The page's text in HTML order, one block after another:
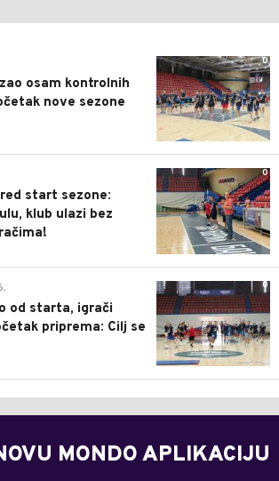
0
osam kontrolnih
nove sezone
0
start sezone:
klub ulazi bez
0
od starta, igrači
priprema: Cilj se
MONDO APLIKACIJU